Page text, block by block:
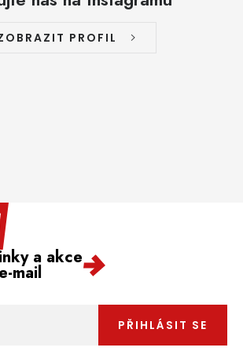
PROFIL
a akce
mail
PŘIHLÁSIT SE